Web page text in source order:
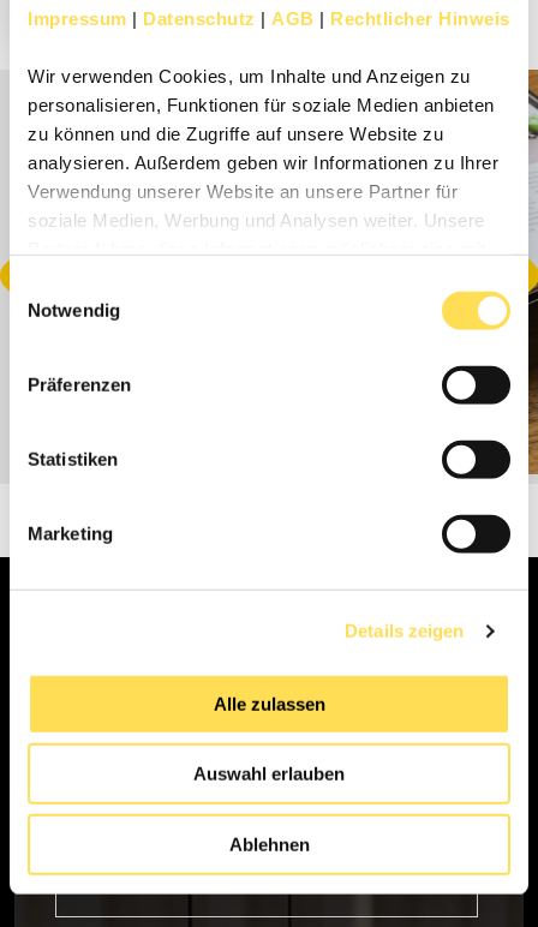
Impressum | Datenschutz | AGB | Rechtlicher Hinweis
Wir verwenden Cookies, um Inhalte und Anzeigen zu
personalisieren, Funktionen für soziale Medien anbieten
zu können und die Zugriffe auf unsere Website zu
analysieren. Außerdem geben wir Informationen zu Ihrer
Verwendung unserer Website an unsere Partner für
soziale Medien, Werbung und Analysen weiter. Unsere
haben oder die sie im Rahmen Ihrer Nutzung der Dienste
Notwendig
Präferenzen
Statistiken
Marketing
Details zeigen
Alle zulassen
Auswahl erlauben
Ablehnen
Anrede*